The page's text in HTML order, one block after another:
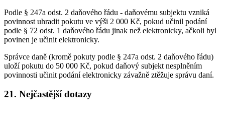
Podle § 247a odst. 2 daňového řádu - daňovému subjektu vzniká
povinnost uhradit pokutu ve výši 2 000 Kč, pokud učinil podání
podle § 72 odst. 1 daňového řádu jinak než elektronicky, ačkoli byl
povinen je učinit elektronicky.
Správce daně (kromě pokuty podle § 247a odst. 2 daňového řádu)
uloží pokutu do 50 000 Kč, pokud daňový subjekt nesplněním
povinnosti učinit podání elektronicky závažně ztěžuje správu daní.
21. Nejčastější dotazy